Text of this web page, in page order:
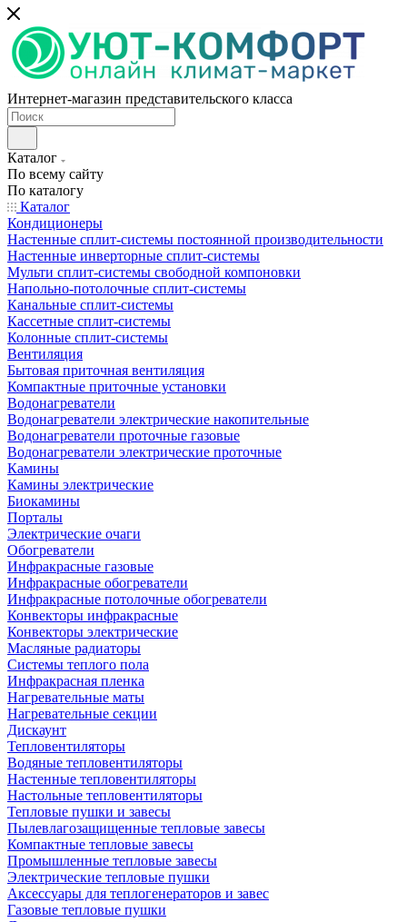
Интернет-магазин представительского класса
Каталог
По всему сайту
По каталогу
Каталог
Кондиционеры
Настенные сплит-системы постоянной производительности
Настенные инверторные сплит-системы
Мульти сплит-системы свободной компоновки
Напольно-потолочные сплит-системы
Канальные сплит-системы
Кассетные сплит-системы
Колонные сплит-системы
Вентиляция
Бытовая приточная вентиляция
Компактные приточные установки
Водонагреватели
Водонагреватели электрические накопительные
Водонагреватели проточные газовые
Водонагреватели электрические проточные
Камины
Камины электрические
Биокамины
Порталы
Электрические очаги
Обогреватели
Инфракрасные газовые
Инфракрасные обогреватели
Инфракрасные потолочные обогреватели
Конвекторы инфракрасные
Конвекторы электрические
Масляные радиаторы
Системы теплого пола
Инфракрасная пленка
Нагревательные маты
Нагревательные секции
Дискаунт
Тепловентиляторы
Водяные тепловентиляторы
Настенные тепловентиляторы
Настольные тепловентиляторы
Тепловые пушки и завесы
Пылевлагозащищенные тепловые завесы
Компактные тепловые завесы
Промышленные тепловые завесы
Электрические тепловые пушки
Аксессуары для теплогенераторов и завес
Газовые тепловые пушки